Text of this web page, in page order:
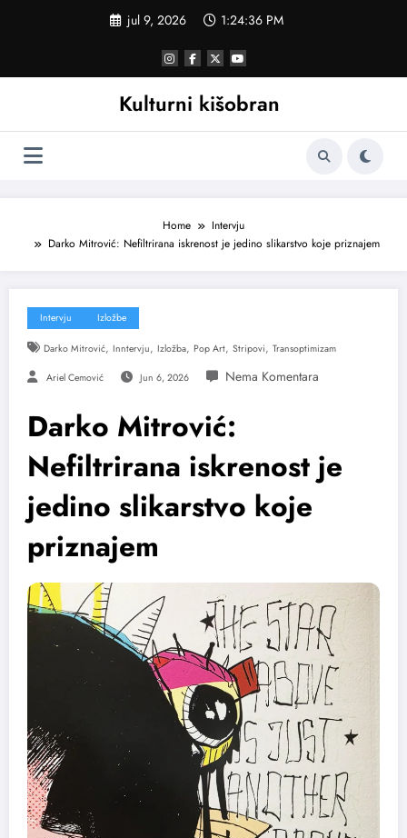
jul 9, 2026 1:24:38 PM
Kulturni kišobran
Home
Intervju
Darko Mitrović: Nefiltrirana iskrenost je jedino slikarstvo koje priznajem
Intervju Izložbe
Darko Mitrović, Inntervju, Izložba, Pop Art, Stripovi, Transoptimizam
Ariel Cemović Jun 6, 2026
Darko Mitrović:
Nefiltrirana iskrenost je
jedino slikarstvo koje
priznajem